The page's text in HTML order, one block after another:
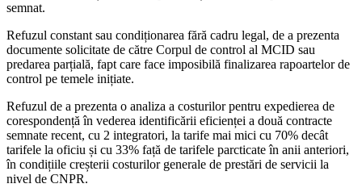
semnat.
Refuzul constant sau condiționarea fără cadru legal, de a prezenta
documente solicitate de către Corpul de control al MCID sau
predarea parțială, fapt care face imposibilă finalizarea rapoartelor de
control pe temele inițiate.
Refuzul de a prezenta o analiza a costurilor pentru expedierea de
corespondență în vederea identificării eficienței a două contracte
semnate recent, cu 2 integratori, la tarife mai mici cu 70% decât
tarifele la oficiu și cu 33% față de tarifele parcticate în anii anteriori,
în condițiile creșterii costurilor generale de prestări de servicii la
nivel de CNPR.